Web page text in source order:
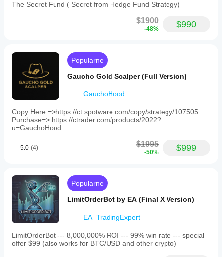
The Secret Fund ( Secret from Hedge Fund Strategy)
$1900
-48% $990
Popularne
Gaucho Gold Scalper (Full Version)
GauchoHood
Copy Here =>https://ct.spotware.com/copy/strategy/107505
Purchase=> https://ctrader.com/products/2022?
u=GauchoHood
5.0 (4) $1995
-50% $999
Popularne
LimitOrderBot by EA (Final X Version)
EA_TradingExpert
LimitOrderBot --- 8,000,000% ROI --- 99% win rate --- special
offer $99 (also works for BTC/USD and other crypto)